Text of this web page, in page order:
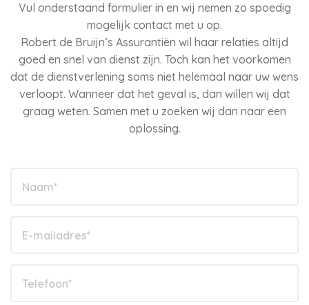
Vul onderstaand formulier in en wij nemen zo spoedig
mogelijk contact met u op.
Robert de Bruijn’s Assurantiën wil haar relaties altijd
goed en snel van dienst zijn. Toch kan het voorkomen
dat de dienstverlening soms niet helemaal naar uw wens
verloopt. Wanneer dat het geval is, dan willen wij dat
graag weten. Samen met u zoeken wij dan naar een
oplossing.